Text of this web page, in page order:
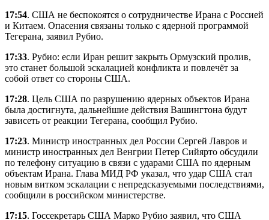
17:54. США не беспокоятся о сотрудничестве Ирана с Россией
и Китаем. Опасения связаны только с ядерной программой
Тегерана, заявил Рубио.
17:33. Рубио: если Иран решит закрыть Ормузский пролив,
это станет большой эскалацией конфликта и повлечёт за
собой ответ со стороны США.
17:28. Цель США по разрушению ядерных объектов Ирана
была достигнута, дальнейшие действия Вашингтона будут
зависеть от реакции Тегерана, сообщил Рубио.
17:23. Министр иностранных дел России Сергей Лавров и
министр иностранных дел Венгрии Петер Сийярто обсудили
по телефону ситуацию в связи с ударами США по ядерным
объектам Ирана. Глава МИД РФ указал, что удар США стал
новым витком эскалации с непредсказуемыми последствиями,
сообщили в российском министерстве.
17:15. Госсекретарь США Марко Рубио заявил, что США